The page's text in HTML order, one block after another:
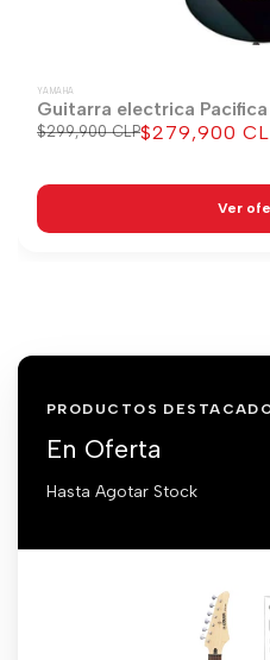
YAMAHA
Guitarra electrica
Precio
$299,900 CLPPrecio
$279,900
Ver
PRODUCTOS
En Oferta
Hasta Agotar Stock